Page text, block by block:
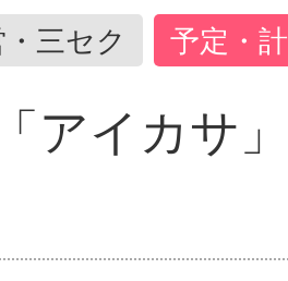
三セク 予定・
イカサ